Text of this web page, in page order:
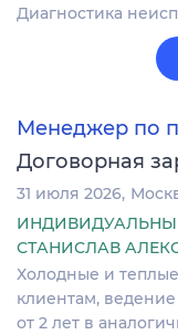
Диагностика
Менеджер по
Договорная
31 июля 2026
СТАНИСЛАВ
Холодные и
клиентам,
от 2 лет в